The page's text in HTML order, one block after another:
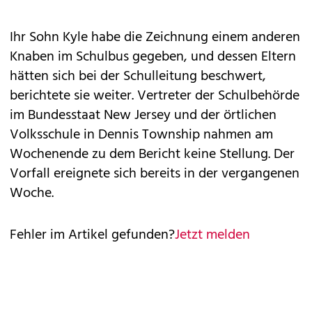
Ihr Sohn Kyle habe die Zeichnung einem anderen
Knaben im Schulbus gegeben, und dessen Eltern
hätten sich bei der Schulleitung beschwert,
berichtete sie weiter. Vertreter der Schulbehörde
im Bundesstaat New Jersey und der örtlichen
Volksschule in Dennis Township nahmen am
Wochenende zu dem Bericht keine Stellung. Der
Vorfall ereignete sich bereits in der vergangenen
Woche.
Fehler im Artikel gefunden?Jetzt melden